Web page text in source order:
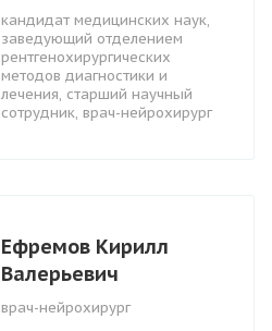
кандидат медицинских наук,
заведующий отделением
рентгенохирургических
методов диагностики и
лечения, старший научный
сотрудник, врач-нейрохирург
Ефремов Кирилл
Валерьевич
врач-нейрохирург